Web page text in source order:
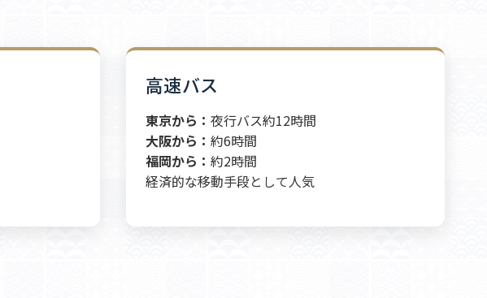
高速バス
東京から： 夜行バス約12時間
大阪から： 約6時間
福岡から： 約2時間
経済的な移動手段として人気